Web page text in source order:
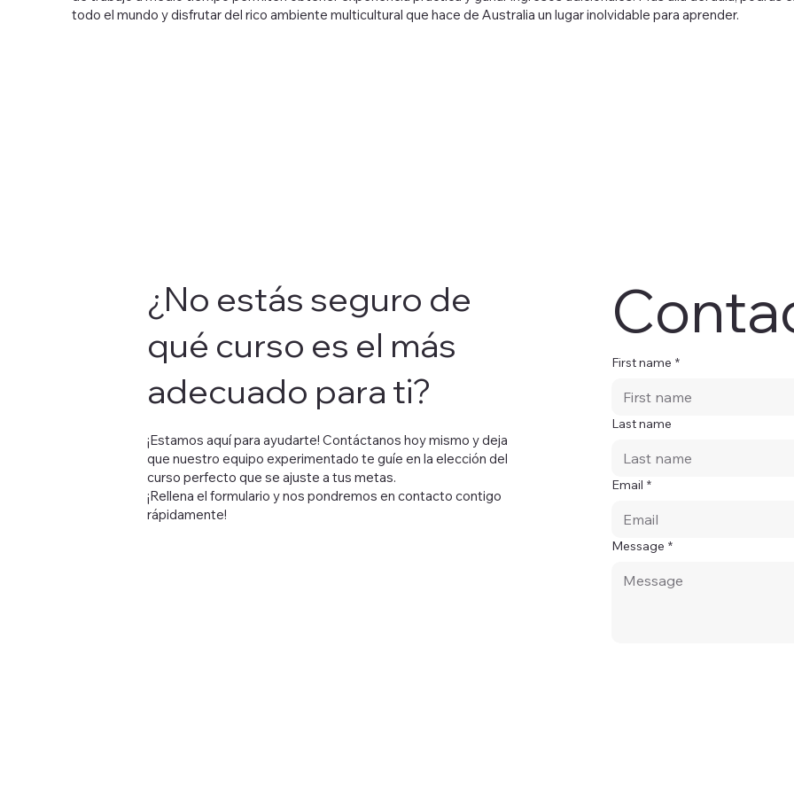
todo el mundo y disfrutar del rico ambiente multicultural que hace de Australia un lugar inolvidable para aprender.
¿No estás seguro de
qué curso es el más
adecuado para ti?
¡Estamos aquí para ayudarte! Contáctanos hoy mismo y deja
que nuestro equipo experimentado te guíe en la elección del
curso perfecto que se ajuste a tus metas.
¡Rellena el formulario y nos pondremos en contacto contigo
rápidamente!
First name *
Last name
Email *
Message *